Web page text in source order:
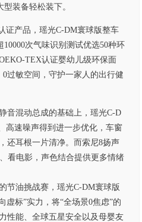
装备轻松装下。
证产品，瑶光C-DM寰球版整车
次气味识别测试优选50种环
TEX认证婴幼儿级环保面
过敏空间，守护一家人的出行健
音混动总成的基础上，瑶光C-D
高速噪声得到进一步优化，车窗
还耳根一片清净。而索尼8扬声
看电影，声色结合提供更多情绪
节油挑战赛，瑶光C-DM寰球版
虚标”实力，将“全场景0焦虑”的
性能、全球五星安全以及母婴友